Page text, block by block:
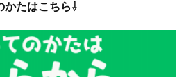
かたはこちら⇩